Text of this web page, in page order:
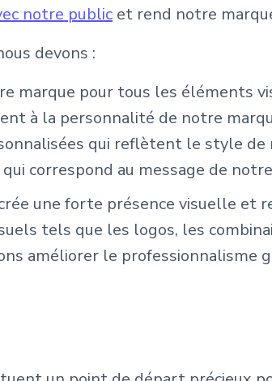
notre public et rend notre
devons :
marque pour tous les éléments
à la personnalité de notre
qui reflètent le style de
correspond au message de
une forte présence visuelle et
tels que les logos, les
améliorer le